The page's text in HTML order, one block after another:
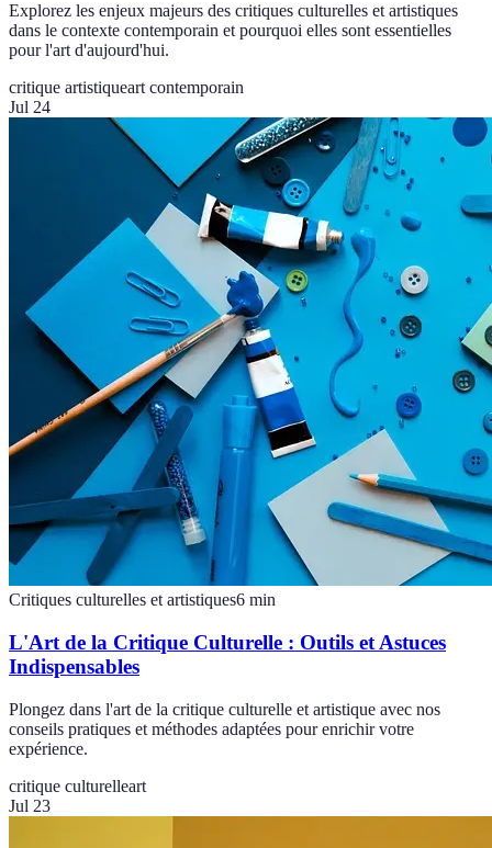
Explorez les enjeux majeurs des critiques culturelles et artistiques
dans le contexte contemporain et pourquoi elles sont essentielles
pour l'art d'aujourd'hui.
critique artistiqueart contemporain
Jul 24
Critiques culturelles et artistiques6 min
L'Art de la Critique Culturelle : Outils et Astuces
Indispensables
Plongez dans l'art de la critique culturelle et artistique avec nos
conseils pratiques et méthodes adaptées pour enrichir votre
expérience.
critique culturelleart
Jul 23